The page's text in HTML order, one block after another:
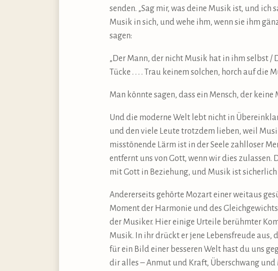
senden. „Sag mir, was deine Musik ist, und ich
Musik in sich, und wehe ihm, wenn sie ihm
sagen:
„Der Mann, der nicht Musik hat in ihm selbst /
Tücke . . . . Trau keinem solchen, horch auf die
Man könnte sagen, dass ein Mensch, der
Und die moderne Welt lebt nicht in
und den viele Leute trotzdem lieben, weil
misstönende Lärm ist in der Seele zahlloser
entfernt uns von Gott, wenn wir dies zulassen.
mit Gott in Beziehung, und Musik ist
Andererseits gehörte Mozart einer weitaus
Moment der Harmonie und des
der Musiker. Hier einige Urteile berühmter
Musik. In ihr drückt er jene Lebensfreude aus,
für ein Bild einer besseren Welt hast du uns
dir alles – Anmut und Kraft, Überschwang und